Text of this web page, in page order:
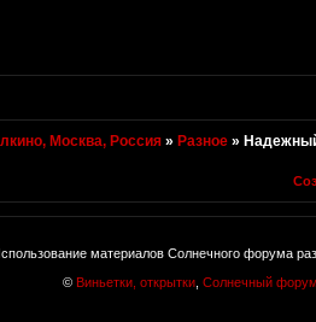
Москва, Россия »Разное »
материалов Солнечного форума
© Виньетки, открытки, Солнечный форум